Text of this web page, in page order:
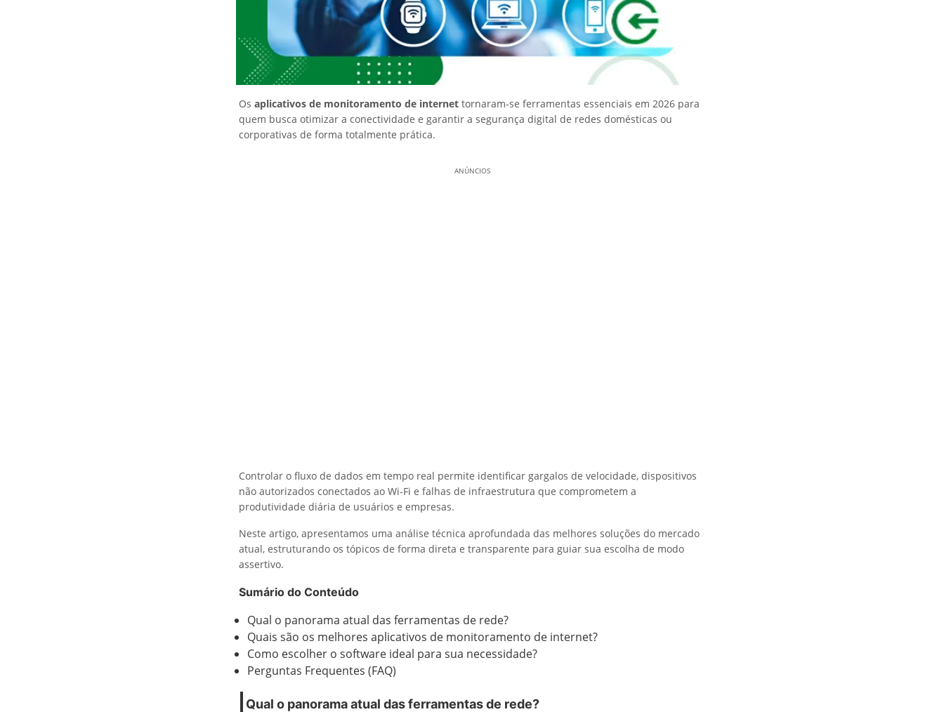
Os aplicativos de monitoramento de internet tornaram-se ferramentas essenciais em 2026 para
quem busca otimizar a conectividade e garantir a segurança digital de redes domésticas ou
corporativas de forma totalmente prática.
ANÚNCIOS
Controlar o fluxo de dados em tempo real permite identificar gargalos de velocidade, dispositivos
não autorizados conectados ao Wi-Fi e falhas de infraestrutura que comprometem a
produtividade diária de usuários e empresas.
Neste artigo, apresentamos uma análise técnica aprofundada das melhores soluções do mercado
atual, estruturando os tópicos de forma direta e transparente para guiar sua escolha de modo
assertivo.
Sumário do Conteúdo
Qual o panorama atual das ferramentas de rede?
Quais são os melhores aplicativos de monitoramento de internet?
Como escolher o software ideal para sua necessidade?
Perguntas Frequentes (FAQ)
Qual o panorama atual das ferramentas de rede?